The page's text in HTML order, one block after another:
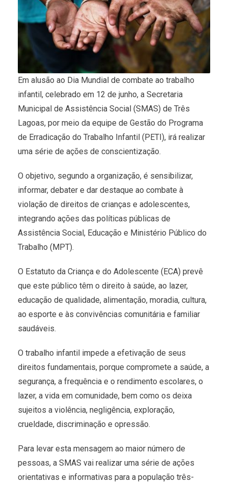
Em alusão ao Dia Mundial de combate ao trabalho
infantil, celebrado em 12 de junho, a Secretaria
Municipal de Assistência Social (SMAS) de Três
Lagoas, por meio da equipe de Gestão do Programa
de Erradicação do Trabalho Infantil (PETI), irá realizar
uma série de ações de conscientização.
O objetivo, segundo a organização, é sensibilizar,
informar, debater e dar destaque ao combate à
violação de direitos de crianças e adolescentes,
integrando ações das políticas públicas de
Assistência Social, Educação e Ministério Público do
Trabalho (MPT).
O Estatuto da Criança e do Adolescente (ECA) prevê
que este público têm o direito à saúde, ao lazer,
educação de qualidade, alimentação, moradia, cultura,
ao esporte e às convivências comunitária e familiar
saudáveis.
O trabalho infantil impede a efetivação de seus
direitos fundamentais, porque compromete a saúde, a
segurança, a frequência e o rendimento escolares, o
lazer, a vida em comunidade, bem como os deixa
sujeitos a violência, negligência, exploração,
crueldade, discriminação e opressão.
Para levar esta mensagem ao maior número de
pessoas, a SMAS vai realizar uma série de ações
orientativas e informativas para a população três-